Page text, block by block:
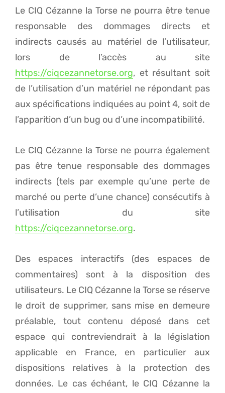
Le CIQ Cézanne la Torse ne pourra être tenue
responsable des dommages directs et
indirects causés au matériel de l’utilisateur,
lors de l’accès au site
https://ciqcezannetorse.org, et résultant soit
de l’utilisation d’un matériel ne répondant pas
aux spécifications indiquées au point 4, soit de
l’apparition d’un bug ou d’une incompatibilité.
Le CIQ Cézanne la Torse ne pourra également
pas être tenue responsable des dommages
indirects (tels par exemple qu’une perte de
marché ou perte d’une chance) consécutifs à
l’utilisation du site
https://ciqcezannetorse.org.
Des espaces interactifs (des espaces de
commentaires) sont à la disposition des
utilisateurs. Le CIQ Cézanne la Torse se réserve
le droit de supprimer, sans mise en demeure
préalable, tout contenu déposé dans cet
espace qui contreviendrait à la législation
applicable en France, en particulier aux
dispositions relatives à la protection des
données. Le cas échéant, le CIQ Cézanne la